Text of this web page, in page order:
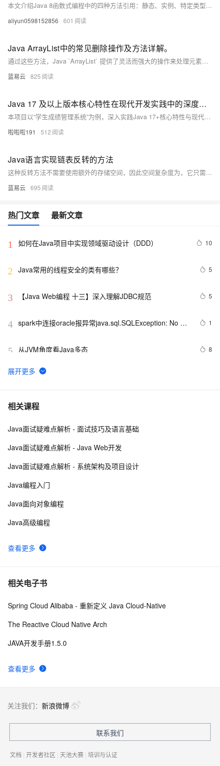
本文介绍Java 8函数式编程中的四种方法引用：静态、实例、特定类型及构造器引用，通过简洁示例演示其用法，帮助开发者提升代码可读性与简洁性。
aliyun0598152856 601
Java ArrayList中的常见删除操作及方法详解。
通过这些方法，Java `ArrayList` 提供了灵活而强大的操作来处理元素的移除，这些方法能够满足不同场景下的需求。
蓝易云 825
Java 17 及以上版本核心特性在现代开发实践中的深度应用与高效实践方法 Java 开发实践
本项目以“学生成绩管理系统”为例，深入实践Java 17+核心特性与现代开发技术。采用Spring Boot 3.1、WebFlux、R2DBC等构建响应式应用，结合Record类、模式匹配、Stream优化等新特性提升代码质量。涵盖容器化部署（Docker）、自动化测试、性能优化及安全加固，全面展示Java最新技术在实际项目中的应用，助力开发者掌握现代化Java开发方法。
啦啦啦191 512
Java语言实现链表反转的方法
这种反转方法不需要使用额外的存储空间，因此空间复杂度为，它只需要遍历一次链表，所以时间复杂度为，其中为链表的长度。这使得这种反转链表的方法既高效又实用。
蓝易云 695
热门文章 最新文章
1 如何在Java项目中实现领域驱动设计（DDD） 10
2 Java常用的线程安全的类有哪些？ 5
3 【Java Web编程 十三】深入理解JDBC规范 5
4 spark中连接oracle报异常java.sql.SQLException: No
1
5 从JVM角度看Java多态 8
6 WebKit  上的JS直接使用Java Bean
7 Java 图书管理系统详解
8 Java线程：新特征-原子量
10java 中的多线程   内部类实现 数据共享 和 Runnable实
相关课程
查看更多
Java面试疑难点解析 - 面试技巧及语言基础
Java面试疑难点解析 - Java Web开发
Java面试疑难点解析 - 系统架构及项目设计
Java编程入门
Java面向对象编程
Java高级编程
相关电子书
查看更多
Spring Cloud Alibaba - 重新定义 Java Cloud-Native
The Reactive Cloud Native Arch
JAVA开发手册1.5.0
关注我们： 新浪微博
联系我们
文档 | 开发者社区 | 天池大赛 | 培训与认证